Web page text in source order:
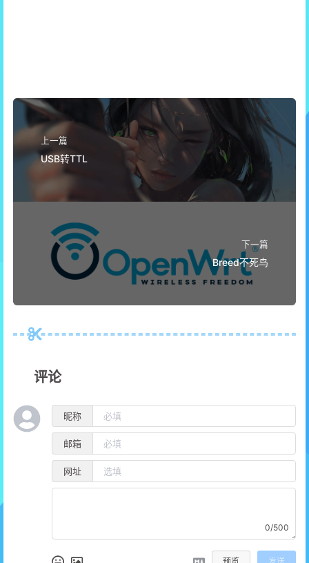
上一篇
USB转TTL
下一篇
Breed不死鸟
评论
昵称
邮箱
网址
0/500